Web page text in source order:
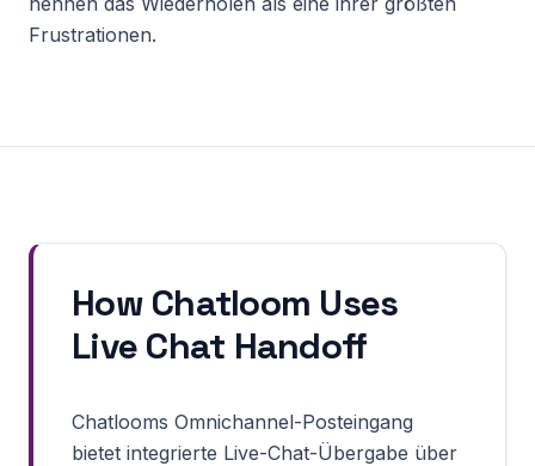
Frustrationen.
How Chatloom Uses
Live Chat Handoff
Chatlooms Omnichannel-Posteingang
bietet integrierte Live-Chat-Übergabe über